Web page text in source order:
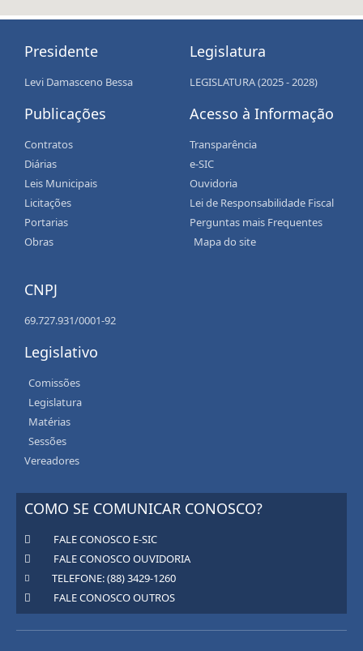
Presidente
Levi Damasceno Bessa
Publicações
Contratos
Diárias
Leis Municipais
Licitações
Portarias
Obras
Legislatura
LEGISLATURA (2025 - 2028)
Acesso à Informação
Transparência
e-SIC
Ouvidoria
Lei de Responsabilidade Fiscal
Perguntas mais Frequentes
Mapa do site
CNPJ
69.727.931/0001-92
Legislativo
Comissões
Legislatura
Matérias
Sessões
Vereadores
COMO SE COMUNICAR CONOSCO?
FALE CONOSCO E-SIC
FALE CONOSCO OUVIDORIA
TELEFONE: (88) 3429-1260
FALE CONOSCO OUTROS